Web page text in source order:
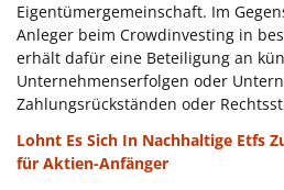
Eigentümergemeinschaft. Im
Anleger beim Crowdinvesting in
erhält dafür eine Beteiligung an
Unternehmenserfolgen oder
Zahlungsrückständen oder
Lohnt Es Sich In Nachhaltige Etfs
für Aktien-Anfänger